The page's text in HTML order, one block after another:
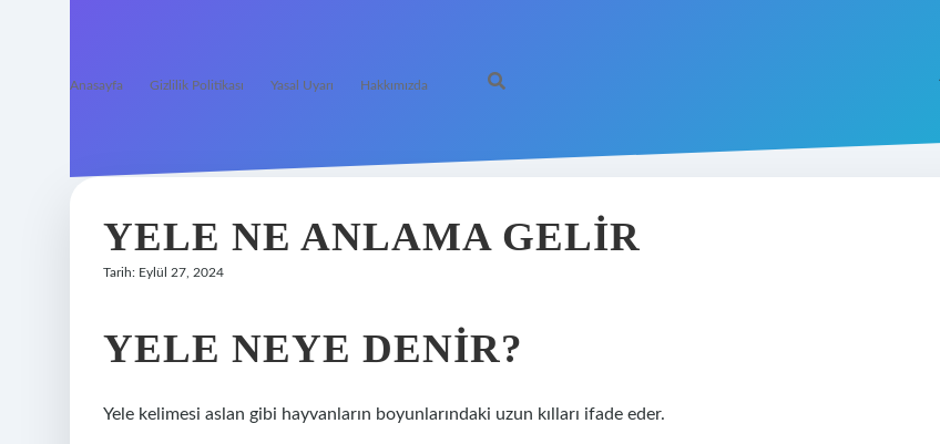
Anasayfa Gizlilik Politikası Yasal Uyarı Hakkımızda
YELE NE ANLAMA GELIR
Tarih: Eylül 27, 2024
YELE NEYE DENIR?
Yele kelimesi aslan gibi hayvanların boyunlarındaki uzun kılları ifade eder.